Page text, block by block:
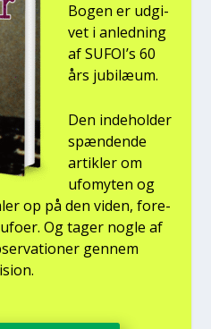
Bogen er udgi­
vet i anled­ning
af SUFOI’s 60
års jubilæum.
Den inde­hol­der
spæn­den­de
artik­ler om
ufo­myten og
op på den viden, for­e­
Og tager nog­le af
gen­nem